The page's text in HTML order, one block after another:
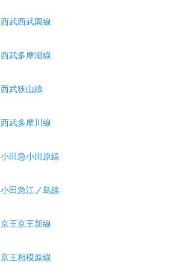
西武西武園線
西武多摩湖線
西武狭山線
西武多摩川線
小田急小田原線
小田急江ノ島線
京王京王新線
京王相模原線